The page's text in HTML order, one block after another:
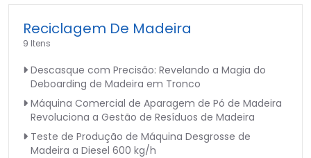
Reciclagem De Madeira
9 Itens
Descasque com Precisão: Revelando a Magia do
Deboarding de Madeira em Tronco
Máquina Comercial de Aparagem de Pó de Madeira
Revoluciona a Gestão de Resíduos de Madeira
Teste de Produção de Máquina Desgrosse de
Madeira a Diesel 600 kg/h